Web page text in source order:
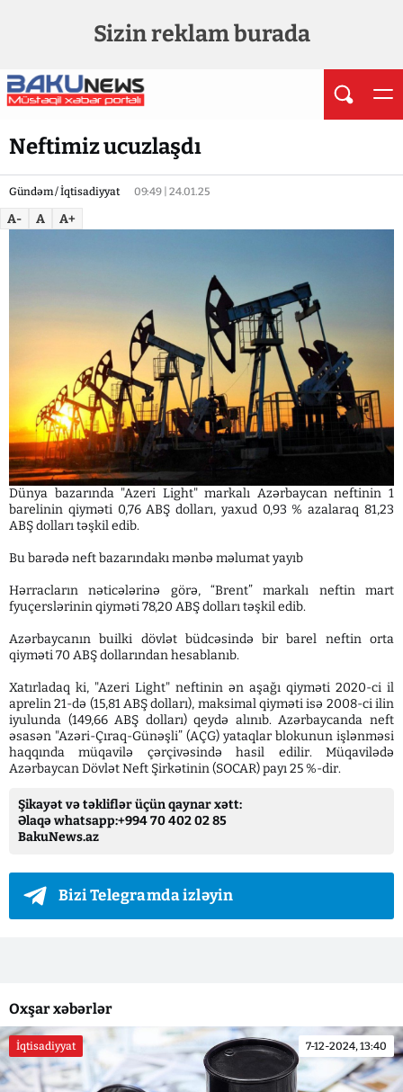
Sizin reklam burada
Neftimiz ucuzlaşdı
Gündəm / İqtisadiyyat 09:49 | 24.01.25
A- A A+
Dünya bazarında "Azeri Light" markalı Azərbaycan neftinin 1
barelinin qiyməti 0,76 ABŞ dolları, yaxud 0,93 % azalaraq 81,23
ABŞ dolları təşkil edib.
Bu barədə neft bazarındakı mənbə məlumat yayıb
Hərracların nəticələrinə görə, “Brent” markalı neftin mart
fyuçerslərinin qiyməti 78,20 ABŞ dolları təşkil edib.
Azərbaycanın builki dövlət büdcəsində bir barel neftin orta
qiyməti 70 ABŞ dollarından hesablanıb.
Xatırladaq ki, "Azeri Light" neftinin ən aşağı qiyməti 2020-ci il
aprelin 21-də (15,81 ABŞ dolları), maksimal qiyməti isə 2008-ci ilin
iyulunda (149,66 ABŞ dolları) qeydə alınıb. Azərbaycanda neft
əsasən "Azəri-Çıraq-Günəşli” (AÇG) yataqlar blokunun işlənməsi
haqqında müqavilə çərçivəsində hasil edilir. Müqavilədə
Azərbaycan Dövlət Neft Şirkətinin (SOCAR) payı 25 %-dir.
Şikayət və təkliflər üçün qaynar xətt:
Əlaqə whatsapp:+994 70 402 02 85
BakuNews.az
Bizi Telegramda izləyin
Oxşar xəbərlər
İqtisadiyyat 7-12-2024, 13:40